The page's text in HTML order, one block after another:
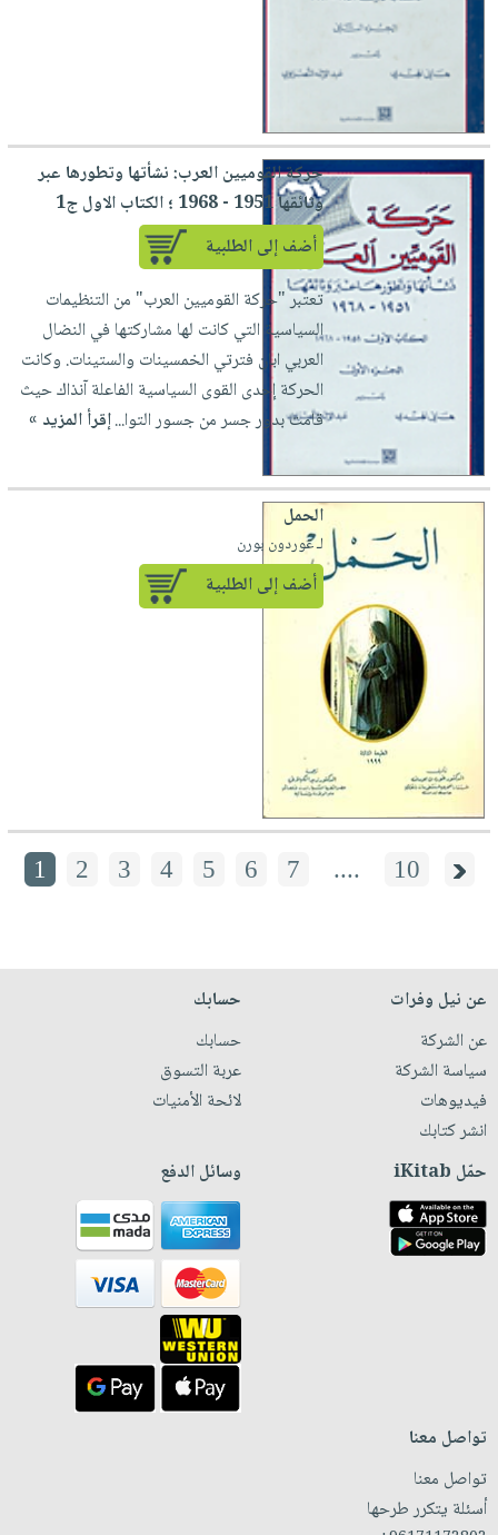
حركة القوميين العرب: نشأتها وتطورها عبر
وثائقها 1951 - 1968 ؛ الكتاب الاول ج1
أضف إلى الطلبية
تعتبر "حركة القوميين العرب" من التنظيمات
السياسية التي كانت لها مشاركتها في النضال
العربي ابان فترتي الخمسينات والستينات. وكانت
الحركة إحدى القوى السياسية الفاعلة آنذاك حيث
قامت بدور جسر من جسور التوا...إقرأ المزيد »
الحمل
لـ غوردون بورن
أضف إلى الطلبية
1 2 3 4 5 6 7 .... 10
عن نيل وفرات
عن الشركة
سياسة الشركة
فيديوهات
انشر كتابك
حسابك
حسابك
عربة التسوق
لائحة الأمنيات
حمّل iKitab وسائل الدفع
تواصل معنا
تواصل معنا
أسئلة يتكرر طرحها